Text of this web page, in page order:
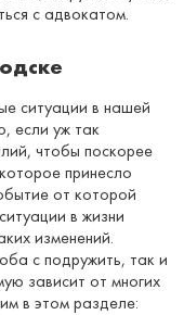
с адвокатом.
ситуации в нашей
если уж так
чтобы поскорее
принесло
от которой
в жизни
изменений.
с подружить, так и
зависит от многих
в этом разделе: